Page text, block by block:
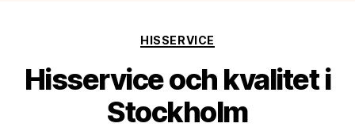
Kategorier
HISSERVICE
Hisservice och kvalitet i
Stockholm